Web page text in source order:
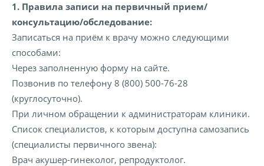
1. Правила записи на первичный прием/
консультацию/обследование:
Записаться на приём к врачу можно следующими
способами:
Через заполненную форму на сайте.
Позвонив по телефону 8 (800) 500-76-28
(круглосуточно).
При личном обращении к администраторам клиники.
Список специалистов, к которым доступна самозапись
(специалисты первичного звена):
Врач акушер-гинеколог, репродуктолог.